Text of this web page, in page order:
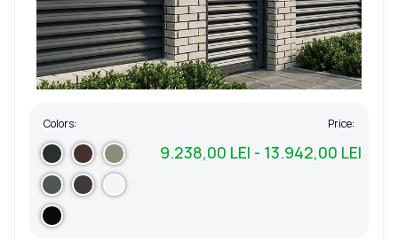
Colors: Price:
9.238,00 LEI - 13.942,00 LEI